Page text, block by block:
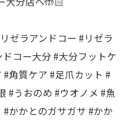
ゼラアンドコー #リゼラ
コー大分 #大分フットケ
角質ケア #足爪カット #
#うおのめ #ウオノメ #魚
かかとのガサガサ #かか